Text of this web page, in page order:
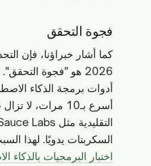
فجوة التحقق
كما أشار خبراؤنا، فإن
2026 هو "فجوة
أدوات برمجة الذكاء
أسرع بـ10 مرات، لا
السكربتات يدويًا. لهذا
اختبار البرمجيات بالذكاء